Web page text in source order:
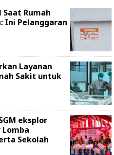
Rumah
Ini Pelanggaran
Layanan
Sakit untuk
eksplor
Sekolah